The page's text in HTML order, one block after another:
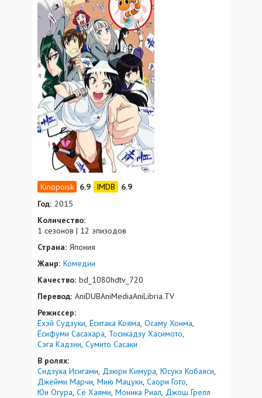
6.9
6.9
Год: 2015
Количество:
1 сезонов | 12 эпизодов
Страна: Япония
Жанр: Комедии
Качество: bd_1080hdtv_720
Перевод: AniDUBAniMediaAniLibria.TV
Режиссер:
Ёхэй Судзуки Ёситака Кояма Осаму Хонма
Ёсифуми Сасахара Тосикадзу Хасимото
Сэга Кадзии Сумито Сасаки
В ролях:
Сидзука Исигами Дзюри Кимура Юсукэ Кобаяси
Джейми Марчи Мию Мацуки Саори Гото
Юи Огура Сё Хаями Моника Риал Джош Грелл